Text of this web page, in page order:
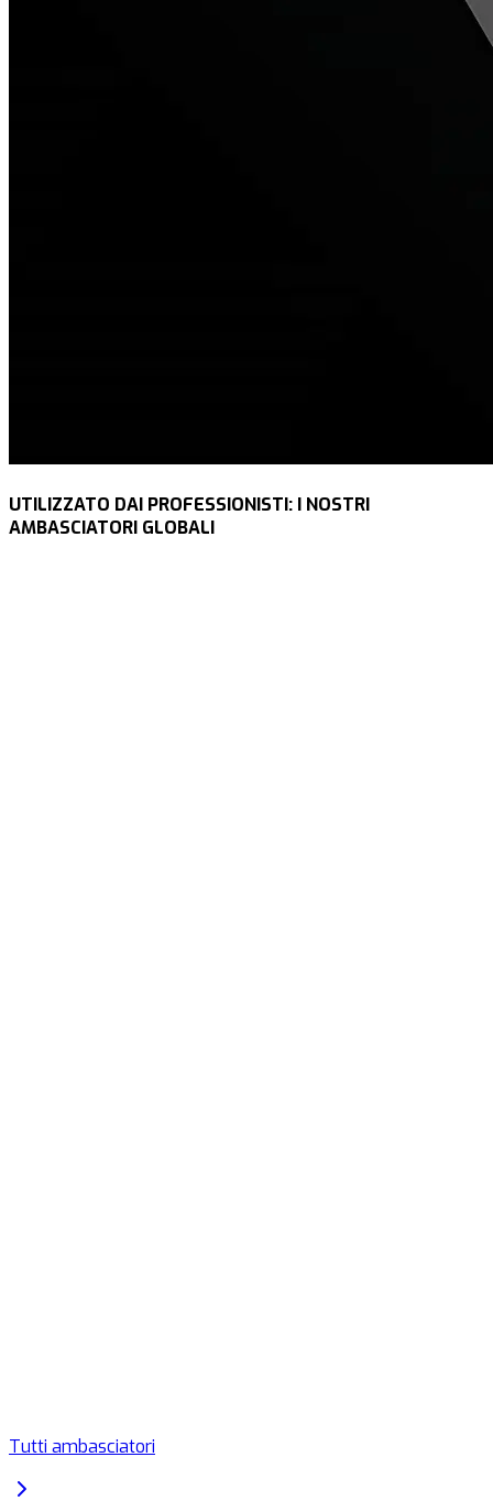
UTILIZZATO DAI PROFESSIONISTI: I NOSTRI
AMBASCIATORI GLOBALI
Tutti ambasciatori